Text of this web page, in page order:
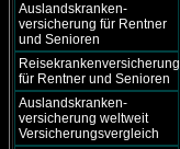
Auslandskranken-
versicherung für Rentner
und Senioren
Reisekrankenversicherung
für Rentner und Senioren
Auslandskranken-
versicherung weltweit
Versicherungsvergleich